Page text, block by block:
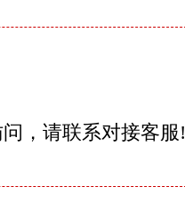
，请联系对接客服!